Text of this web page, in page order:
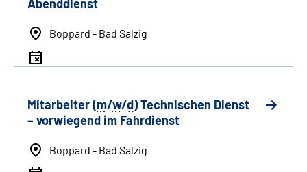
Abenddienst
Boppard - Bad Salzig
Mitarbeiter (m/w/d) Technischen Dienst
– vorwiegend im Fahrdienst
Boppard - Bad Salzig